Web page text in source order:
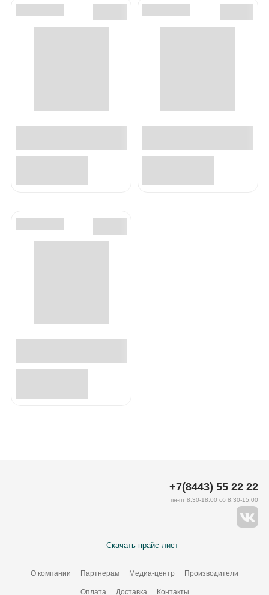
Скачать прайс-лист
О компании Партнерам Медиа-центр Производители
Оплата Доставка Контакты
+7(8443) 55 22 22
пн-пт 8:30-18:00 сб 8:30-15:00